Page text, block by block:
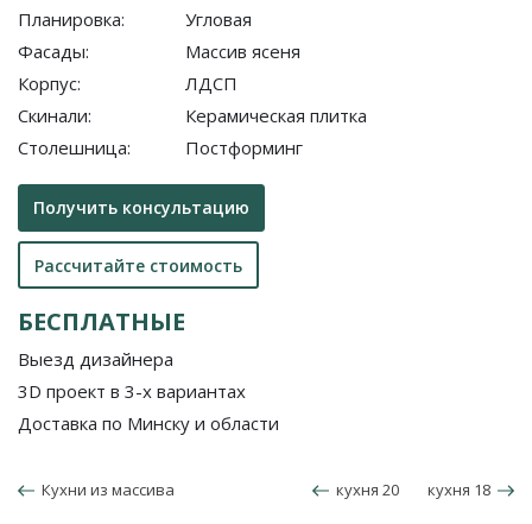
Планировка:
Фасады:
Корпус:
Скинали:
Столешница:
Угловая
Массив ясеня
ЛДСП
Керамическая плитка
Постформинг
Получить консультацию
Рассчитайте стоимость
БЕСПЛАТНЫЕ
Выезд дизайнера
3D проект в 3-х вариантах
Доставка по Минску и области
Кухни из массива кухня 20 кухня 18